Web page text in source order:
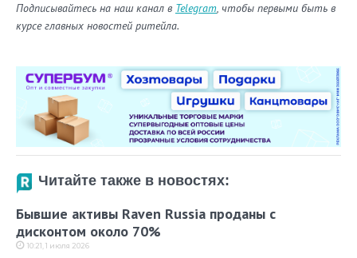
Подписывайтесь на наш канал в Telegram, чтобы первыми быть в
курсе главных новостей ритейла.
Читайте также в новостях:
Бывшие активы Raven Russia проданы с
дисконтом около 70%
10:21, 1 июля 2026